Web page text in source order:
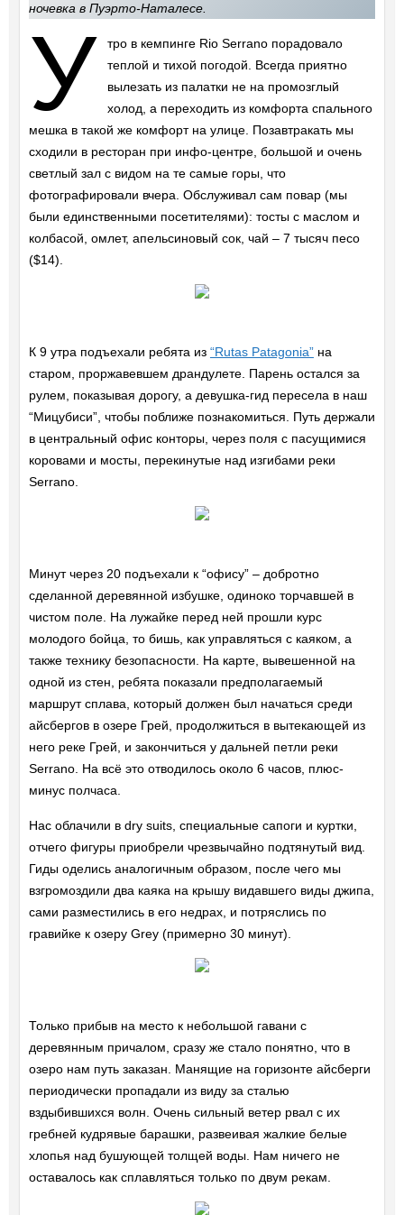
ночевка в Пуэрто-Наталесе.
У
тро в кемпинге Rio Serrano порадовало
теплой и тихой погодой. Всегда приятно
вылезать из палатки не на промозглый
холод, а переходить из комфорта спального
мешка в такой же комфорт на улице. Позавтракать мы
сходили в ресторан при инфо-центре, большой и очень
светлый зал с видом на те самые горы, что
фотографировали вчера. Обслуживал сам повар (мы
были единственными посетителями): тосты с маслом и
колбасой, омлет, апельсиновый сок, чай – 7 тысяч песо
($14).
К 9 утра подъехали ребята из “Rutas Patagonia”на
старом, проржавевшем драндулете. Парень остался за
рулем, показывая дорогу, а девушка-гид пересела в наш
“Мицубиси”, чтобы поближе познакомиться. Путь держали
в центральный офис конторы, через поля с пасущимися
коровами и мосты, перекинутые над изгибами реки
Serrano.
Минут через 20 подъехали к “офису” – добротно
сделанной деревянной избушке, одиноко торчавшей в
чистом поле. На лужайке перед ней прошли курс
молодого бойца, то бишь, как управляться с каяком, а
также технику безопасности. На карте, вывешенной на
одной из стен, ребята показали предполагаемый
маршрут сплава, который должен был начаться среди
айсбергов в озере Грей, продолжиться в вытекающей из
него реке Грей, и закончиться у дальней петли реки
Serrano. На всё это отводилось около 6 часов, плюс-
минус полчаса.
Нас облачили в dry suits, специальные сапоги и куртки,
отчего фигуры приобрели чрезвычайно подтянутый вид.
Гиды оделись аналогичным образом, после чего мы
взгромоздили два каяка на крышу видавшего виды джипа,
сами разместились в его недрах, и потряслись по
гравийке к озеру Grey (примерно 30 минут).
Только прибыв на место к небольшой гавани с
деревянным причалом, сразу же стало понятно, что в
озеро нам путь заказан. Манящие на горизонте айсберги
периодически пропадали из виду за сталью
вздыбившихся волн. Очень сильный ветер рвал с их
гребней кудрявые барашки, развеивая жалкие белые
хлопья над бушующей толщей воды. Нам ничего не
оставалось как сплавляться только по двум рекам.